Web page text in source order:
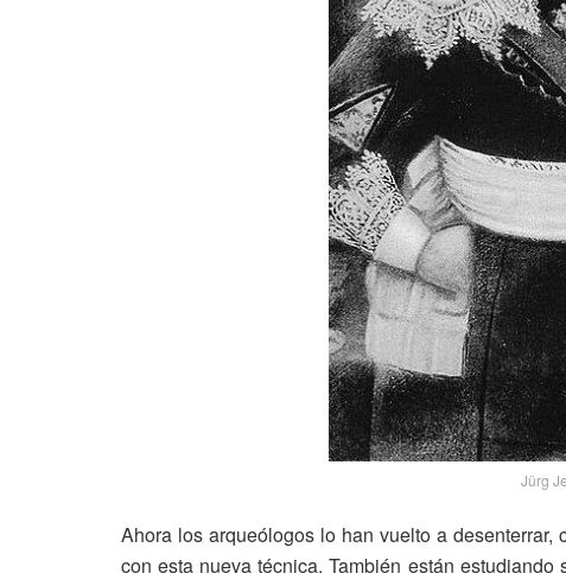
Jürg
Ahora los arqueólogos lo han vuelto a
con esta nueva técnica. También están